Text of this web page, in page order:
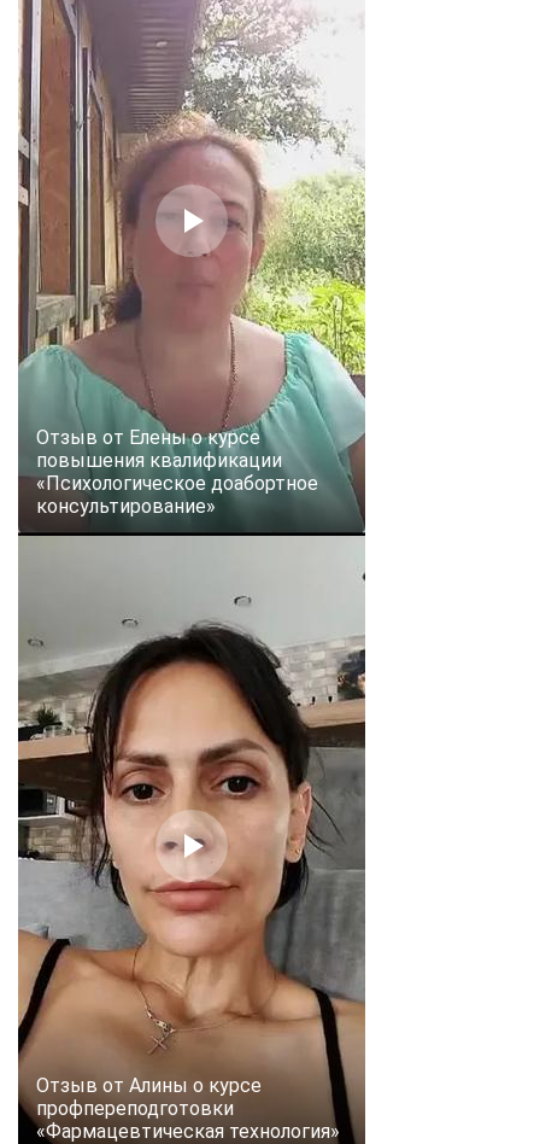
Отзыв от Елены о курсе
повышения квалификации
«Психологическое доабортное
консультирование»
Отзыв от Алины о курсе
профпереподготовки
«Фармацевтическая технология»